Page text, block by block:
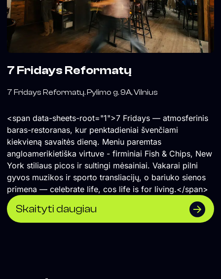
7 Fridays Reformatų
7 Fridays Reformatų. Pylimo g. 9A, Vilnius
<span data-sheets-root="1">7 Fridays — atmosferinis
baras-restoranas, kur penktadieniai švenčiami
kiekvieną savaitės dieną. Meniu paremtas
angloamerikietiška virtuve - firminiai Fish & Chips, New
York stiliaus picos ir sultingi mėsainiai. Vakarai pilni
gyvos muzikos ir sporto transliacijų, o bariuko sienos
primena — celebrate life, cos life is for living.</span>
Skaityti daugiau